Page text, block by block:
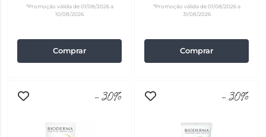
*Promoção válida de 01/08/2026 a
10/08/2026
Comprar
*Promoção válida de 01/08/2026 a
31/08/2026
Comprar
-30% -30%